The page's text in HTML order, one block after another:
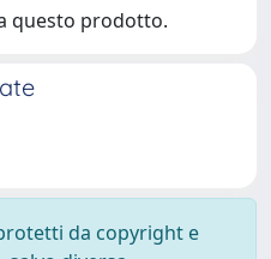
questo prodotto.
da copyright e